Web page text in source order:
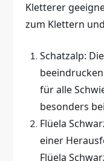
Kletterer
zum Klettern
Schatzalp:
für alle
besonders
Flüela
einer
Flüela